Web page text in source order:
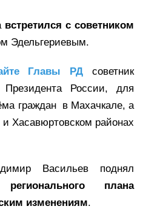
встретился с советником
Эдельгериевым.
Главы РД советник
России, для
граждан в Махачкале, а
Хасавюртовском районах
Васильев поднял
регионального плана
изменениям.